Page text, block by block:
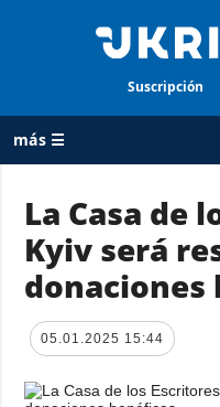
Suscripción
más ☰
TODAS LAS
CATEGORÍAS
Guerra
Reconstrucción
Política
La Casa de
Kyiv será
donaciones
05.01.2025 15:44